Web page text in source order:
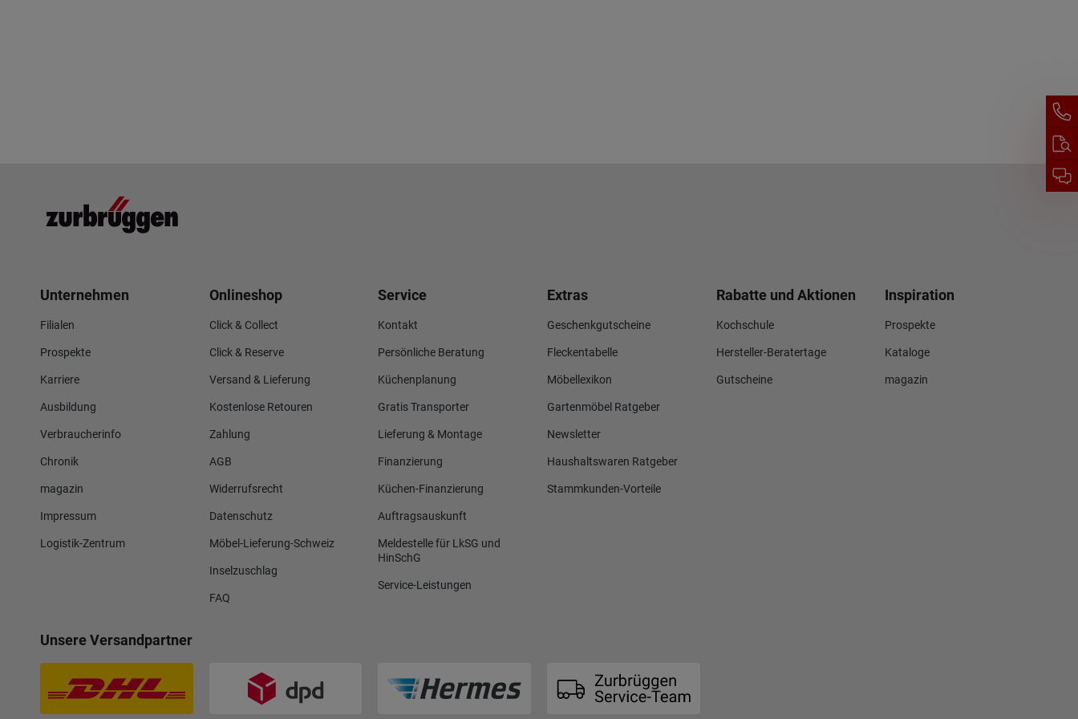
Unternehmen
Filialen
Prospekte
Karriere
Ausbildung
Verbraucherinfo
Chronik
magazin
Impressum
Logistik-Zentrum
Onlineshop
Click & Collect
Click & Reserve
Versand & Lieferung
Kostenlose Retouren
Zahlung
AGB
Widerrufsrecht
Datenschutz
Möbel-Lieferung-Schweiz
Inselzuschlag
FAQ
Service
Kontakt
Persönliche Beratung
Küchenplanung
Gratis Transporter
Lieferung & Montage
Finanzierung
Küchen-Finanzierung
Auftragsauskunft
Meldestelle für LkSG und
HinSchG
Service-Leistungen
Extras
Geschenkgutscheine
Fleckentabelle
Möbellexikon
Gartenmöbel Ratgeber
Newsletter
Haushaltswaren Ratgeber
Stammkunden-Vorteile
Rabatte und Aktionen
Kochschule
Hersteller-Beratertage
Gutscheine
Inspiration
Prospekte
Kataloge
magazin
Unsere Versandpartner